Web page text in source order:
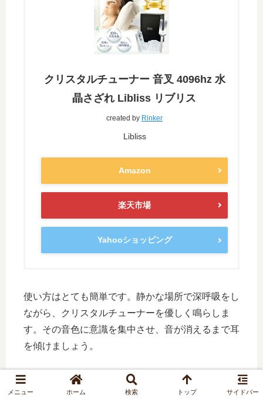
クリスタルチューナー 音叉 4096hz 水
晶さざれ Libliss リブリス
created by Rinker
Libliss
Amazon
楽天市場
Yahooショッピング
使い方はとても簡単です。静かな場所で深呼吸をし
ながら、クリスタルチューナーを優しく鳴らしま
す。その音色に意識を集中させ、音が消えるまで耳
を傾けましょう。
これを数回繰り返すだけで、心が徐々に落ち着いて
いくのを感じられるはずです。
メニュー ホーム 検索 トップ サイドバー